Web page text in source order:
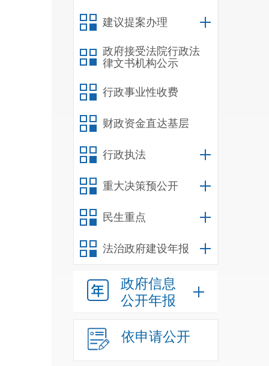
建议提案办理
政府接受法院行政法
律文书机构公示
行政事业性收费
财政资金直达基层
行政执法
重大决策预公开
民生重点
法治政府建设年报
政府信息
公开年报
依申请公开